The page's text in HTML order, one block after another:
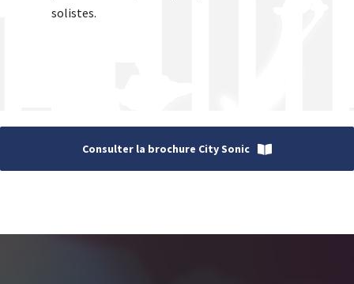
solistes.
Consulter la brochure City Sonic